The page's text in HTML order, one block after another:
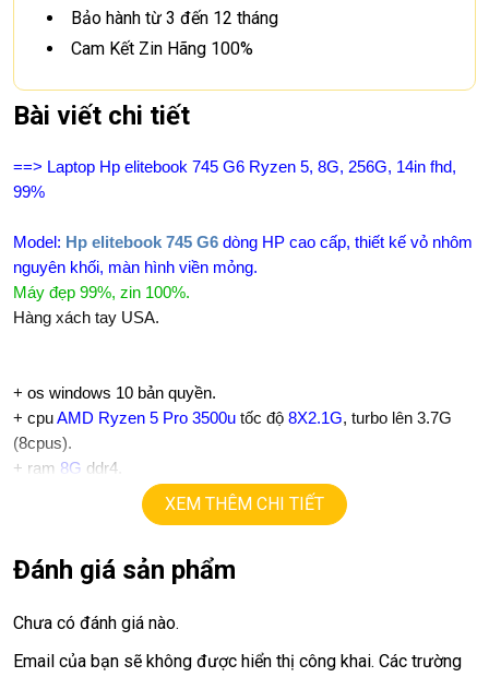
Bảo hành từ 3 đến 12 tháng
Cam Kết Zin Hãng 100%
Bài viết chi tiết
==> Laptop Hp elitebook 745 G6 Ryzen 5, 8G, 256G, 14in fhd,
99%
Model: Hp elitebook 745 G6 dòng HP cao cấp, thiết kế vỏ nhôm
nguyên khối, màn hình viền mỏng.
Máy đẹp 99%, zin 100%.
Hàng xách tay USA.
+ os windows 10 bản quyền.
+ cpuAMD Ryzen 5 Pro 3500u tốc độ 8X2.1G, turbo lên 3.7G
(8cpus).
+ ram 8G ddr4.
IPS Full HD 1080 viền mỏng.
+USB type C, usb 3.0, webcam…
+ Pin 5h.
XEM THÊM CHI TIẾT
Đánh giá sản phẩm
Chưa có đánh giá nào.
Email của bạn sẽ không được hiển thị công khai. Các trường